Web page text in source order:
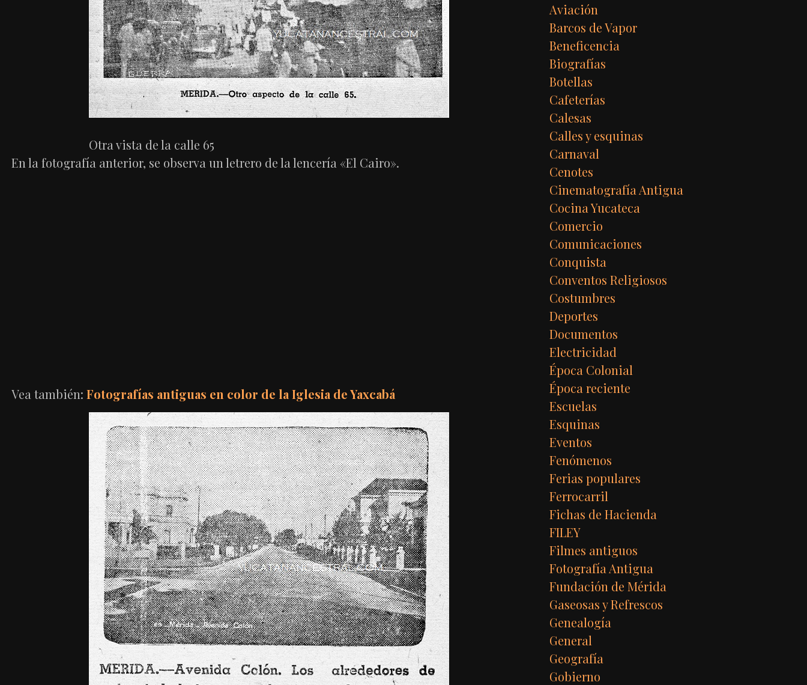
Otra vista de la calle 65
En la fotografía anterior, se observa un letrero de la lencería «El Cairo».
Vea también: Fotografías antiguas en color de la Iglesia de Yaxcabá
Aviación
Barcos de Vapor
Beneficencia
Biografías
Botellas
Cafeterías
Calesas
Calles y esquinas
Carnaval
Cenotes
Cinematografía Antigua
Cocina Yucateca
Comercio
Comunicaciones
Conquista
Conventos Religiosos
Costumbres
Deportes
Documentos
Electricidad
Época Colonial
Época reciente
Escuelas
Esquinas
Eventos
Fenómenos
Ferias populares
Ferrocarril
Fichas de Hacienda
FILEY
Filmes antiguos
Fotografía Antigua
Fundación de Mérida
Gaseosas y Refrescos
Genealogía
General
Geografía
Gobierno